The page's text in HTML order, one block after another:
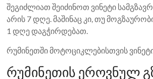
შეგიძლიათ შეიძინოთ ვინეტი
არის 7 დღე. მაშინაც კი, თუ
1 დღე დაგჭირდებათ.
რუმინეთში მოტოციკლებისთვის
რუმინეთის ეროვნულ